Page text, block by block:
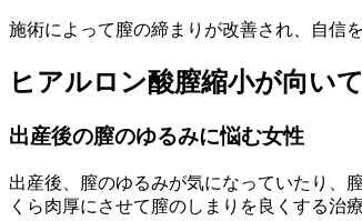
施術によって膣の締まりが改善され、自信
ヒアルロン酸膣縮小が向い
出産後の膣のゆるみに悩む女性
出産後、膣のゆるみが気になっていたり、
くら肉厚にさせて膣のしまりを良くする治療